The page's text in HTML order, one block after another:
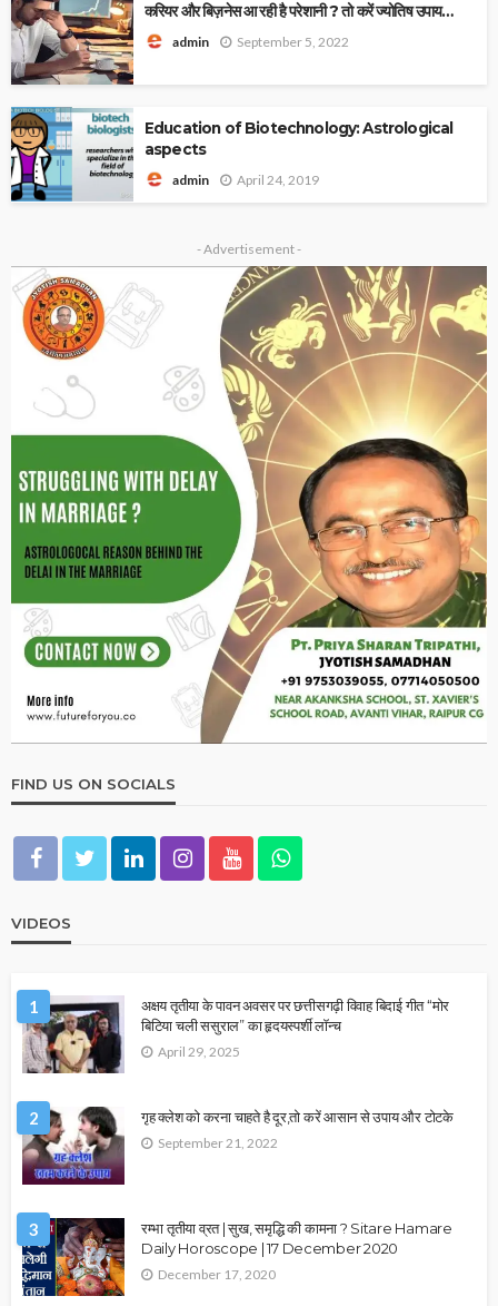
करियर और बिज़नेस आ रही है परेशानी ? तो करें ज्योतिष उपाय…
admin September 5, 2022
Education of Biotechnology: Astrological
aspects
admin April 24, 2019
- Advertisement -
FIND US ON SOCIALS
VIDEOS
1
अक्षय तृतीया के पावन अवसर पर छत्तीसगढ़ी विवाह बिदाई गीत “मोर
बिटिया चली ससुराल” का हृदयस्पर्शी लॉन्च
April 29, 2025
2 गृह क्लेश को करना चाहते है दूर,तो करें आसान से उपाय और टोटके
September 21, 2022
3
रम्भा तृतीया व्रत | सुख, समृद्धि की कामना ? Sitare Hamare
Daily Horoscope | 17 December 2020
December 17, 2020